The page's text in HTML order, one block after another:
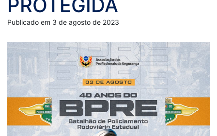
PROTEGIDA
Publicado em 3 de agosto de 2023